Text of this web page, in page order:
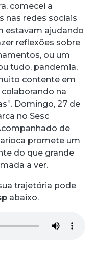
comecei a
nas redes sociais
estavam ajudando
reflexões sobre
ou um
tudo, pandemia,
contente em
na
Domingo, 27 de
no Sesc
de
promete um
do que grande
a ver.
trajetória pode
abaixo.